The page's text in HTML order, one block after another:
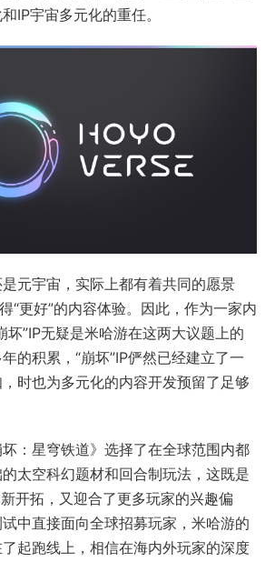
IP宇宙多元化的重任。
元宇宙，实际上都有着共同的愿景
“更好”的内容体验。因此，作为一家内
坏”IP无疑是米哈游在这两大议题上的
的积累，“崩坏”IP俨然已经建立了一
时也为多元化的内容开发预留了足够
：星穹铁道》选择了在全球范围内都
太空科幻题材和回合制玩法，这既是
开拓，又迎合了更多玩家的兴趣偏
中直接面向全球招募玩家，米哈游的
起跑线上，相信在海内外玩家的深度